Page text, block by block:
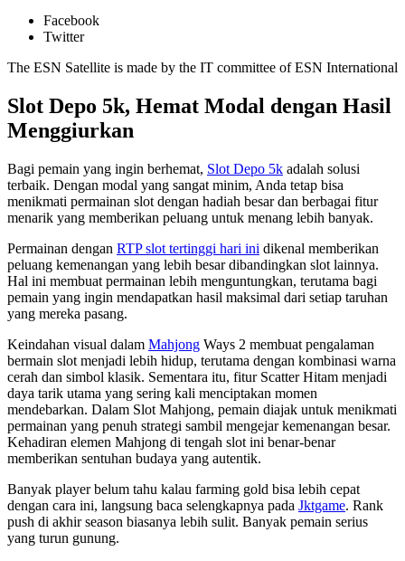
Facebook
Twitter
The ESN Satellite is made by the IT committee of ESN International
Slot Depo 5k, Hemat Modal dengan Hasil
Menggiurkan
Bagi pemain yang ingin berhemat, Slot Depo 5k adalah solusi
terbaik. Dengan modal yang sangat minim, Anda tetap bisa
menikmati permainan slot dengan hadiah besar dan berbagai fitur
menarik yang memberikan peluang untuk menang lebih banyak.
Permainan dengan RTP slot tertinggi hari ini dikenal memberikan
peluang kemenangan yang lebih besar dibandingkan slot lainnya.
Hal ini membuat permainan lebih menguntungkan, terutama bagi
pemain yang ingin mendapatkan hasil maksimal dari setiap taruhan
yang mereka pasang.
Keindahan visual dalam Mahjong Ways 2 membuat pengalaman
bermain slot menjadi lebih hidup, terutama dengan kombinasi warna
cerah dan simbol klasik. Sementara itu, fitur Scatter Hitam menjadi
daya tarik utama yang sering kali menciptakan momen
mendebarkan. Dalam Slot Mahjong, pemain diajak untuk menikmati
permainan yang penuh strategi sambil mengejar kemenangan besar.
Kehadiran elemen Mahjong di tengah slot ini benar-benar
memberikan sentuhan budaya yang autentik.
Banyak player belum tahu kalau farming gold bisa lebih cepat
dengan cara ini, langsung baca selengkapnya pada Jktgame. Rank
push di akhir season biasanya lebih sulit. Banyak pemain serius
yang turun gunung.